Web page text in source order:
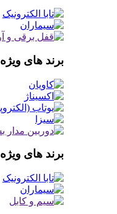
برند های ویژه
برند های ویژه